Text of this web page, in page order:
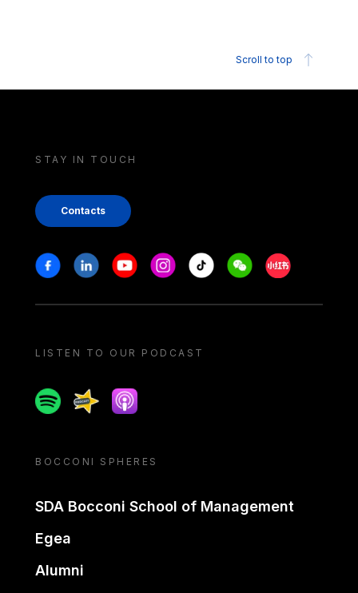
Scroll to top
STAY IN TOUCH
Contacts
Stay in touch
FacebookLinkedinYoutubeInstagram
Tiktok WeechatXiaohongshu/
LISTEN TO OUR PODCAST
SpotifySpreakerApple podcast
BOCCONI SPHERES
SDA Bocconi School of Management
Egea
Alumni